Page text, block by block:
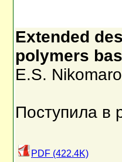
Extended
polymers
E.S.
Поступила в
PDF (422.4K)